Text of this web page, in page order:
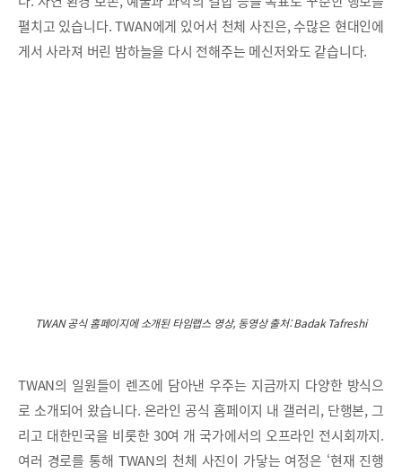
펼치고 있습니다. TWAN에게 있어서 천체 사진은, 수많은 현대인에
게서 사라져 버린 밤하늘을 다시 전해주는 메신저와도 같습니다.
TWAN 공식 홈페이지에 소개된 타임랩스 영상, 동영상 출처: Badak Tafreshi
TWAN의 일원들이 렌즈에 담아낸 우주는 지금까지 다양한 방식으
로 소개되어 왔습니다. 온라인 공식 홈페이지 내 갤러리, 단행본, 그
리고 대한민국을 비롯한 30여 개 국가에서의 오프라인 전시회까지.
여러 경로를 통해 TWAN의 천체 사진이 가닿는 여정은 ‘현재 진행